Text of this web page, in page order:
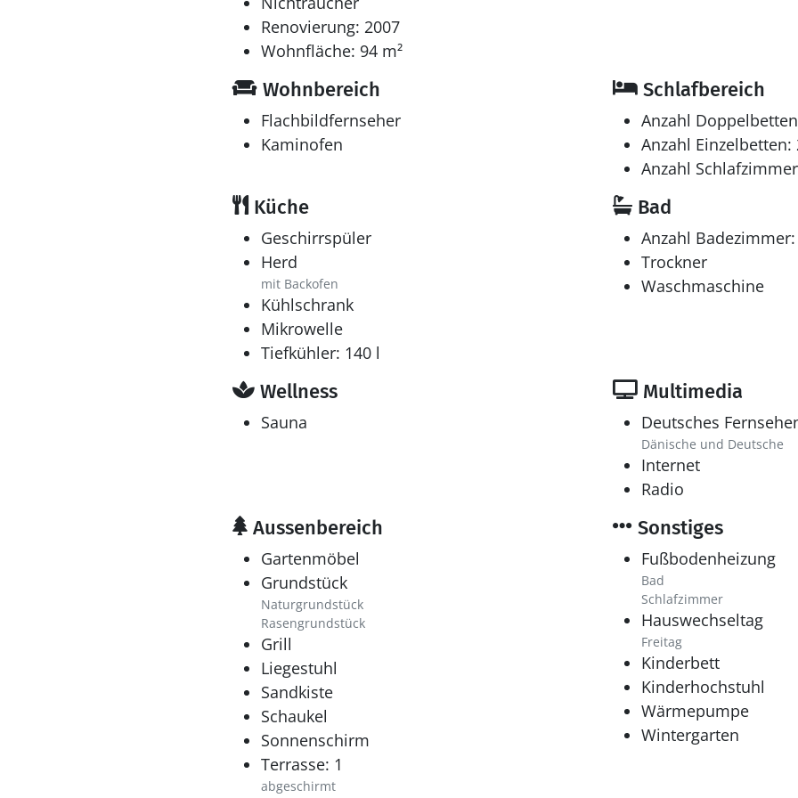
Renovierung: 2007
Wohnfläche: 94 m²
Wohnbereich
Flachbildfernseher
Kaminofen
Schlafbereich
Anzahl
Anzahl Einzelbetten:
Anzahl
Küche
Geschirrspüler
Herd
mit Backofen
Kühlschrank
Mikrowelle
Tiefkühler: 140 l
Bad
Anzahl
Trockner
Waschmaschine
Wellness
Sauna
Multimedia
Deutsches
Dänische und Deutsche
Internet
Radio
Aussenbereich
Gartenmöbel
Grundstück
Naturgrundstück
Rasengrundstück
Grill
Liegestuhl
Sandkiste
Schaukel
Sonnenschirm
Terrasse: 1
abgeschirmt
Sonstiges
Fußbodenheizung
Bad
Schlafzimmer
Hauswechseltag
Freitag
Kinderbett
Kinderhochstuhl
Wärmepumpe
Wintergarten